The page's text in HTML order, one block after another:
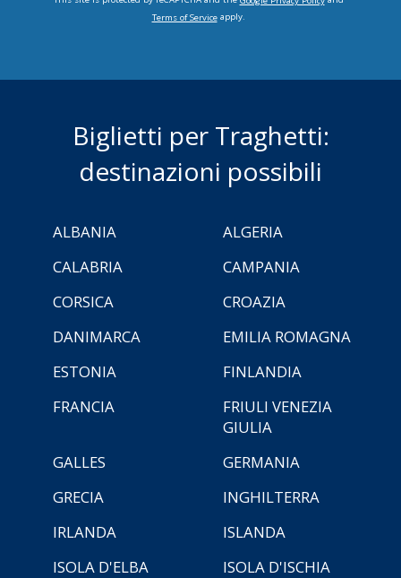
Terms of Serviceapply.
Biglietti per Traghetti:
destinazioni possibili
ALBANIA
ALGERIA
CALABRIA
CAMPANIA
CORSICA
CROAZIA
DANIMARCA
EMILIA ROMAGNA
ESTONIA
FINLANDIA
FRANCIA
FRIULI VENEZIA
GIULIA
GALLES
GERMANIA
GRECIA
INGHILTERRA
IRLANDA
ISLANDA
ISOLA D'ELBA
ISOLA D'ISCHIA